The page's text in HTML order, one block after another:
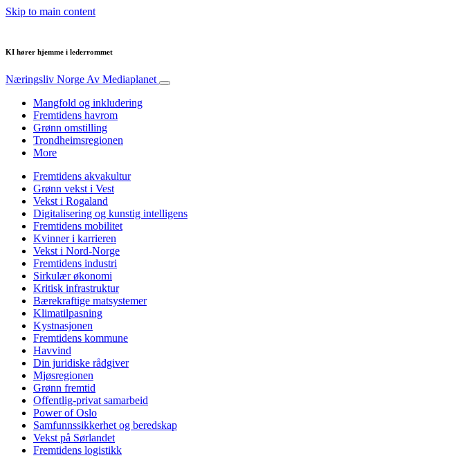
Skip to main content
KI hører hjemme i lederrommet
Næringsliv Norge Av Mediaplanet
Mangfold og inkludering
Fremtidens havrom
Grønn omstilling
Trondheimsregionen
More
Fremtidens akvakultur
Grønn vekst i Vest
Vekst i Rogaland
Digitalisering og kunstig intelligens
Fremtidens mobilitet
Kvinner i karrieren
Vekst i Nord-Norge
Fremtidens industri
Sirkulær økonomi
Kritisk infrastruktur
Bærekraftige matsystemer
Klimatilpasning
Kystnasjonen
Fremtidens kommune
Havvind
Din juridiske rådgiver
Mjøsregionen
Grønn fremtid
Offentlig-privat samarbeid
Power of Oslo
Samfunnssikkerhet og beredskap
Vekst på Sørlandet
Fremtidens logistikk